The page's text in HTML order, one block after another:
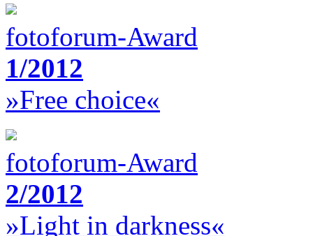
fotoforum-Award
1/2012
»Free choice«
fotoforum-Award
2/2012
»Light in darkness«